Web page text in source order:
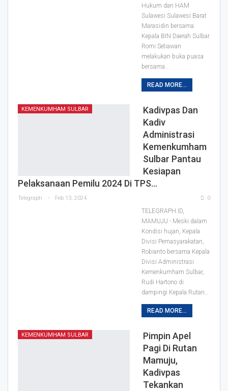
Hukum dan HAM
Sulawesi Sulawesi Barat
Marasidin bersama
Kepala BIN Daerah Sulbar
Romi Setiawan
melakukan buka puasa
bersama…
READ MORE...
KEMENKUMHAM SULBAR
Kadivpas Dan
Kadiv
Administrasi
Kemenkumham
Sulbar Pantau
Kesiapan
Pelaksanaan Pemilu 2024 Di TPS…
Telegraph Feb 13, 2024 0
TELEGRAPH.ID,
MAMUJU - Meski dalam
Kondisi hujan, Kepala
Divisi Pemasyarakatan,
Robianto bersama Kepala
Divisi Administrasi
Kemenkumham Sulbar,
Rudi Hartono di
dampingi Kepala Rutan…
READ MORE...
KEMENKUMHAM SULBAR
Pimpin Apel
Pagi Di Rutan
Mamuju,
Kadivpas
Tekankan